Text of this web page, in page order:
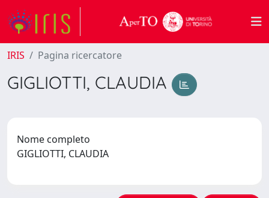
IRIS Pagina ricercatore
GIGLIOTTI, CLAUDIA
Nome completo
GIGLIOTTI, CLAUDIA